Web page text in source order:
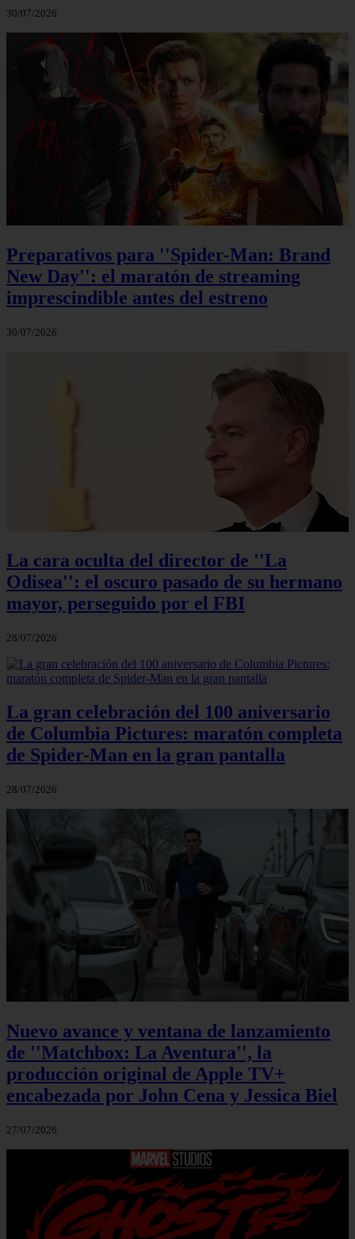
30/07/2026
Preparativos para ''Spider-Man: Brand
New Day'': el maratón de streaming
imprescindible antes del estreno
30/07/2026
La cara oculta del director de ''La
Odisea'': el oscuro pasado de su hermano
mayor, perseguido por el FBI
28/07/2026
La gran celebración del 100 aniversario
de Columbia Pictures: maratón completa
de Spider-Man en la gran pantalla
28/07/2026
Nuevo avance y ventana de lanzamiento
de ''Matchbox: La Aventura'', la
producción original de Apple TV+
encabezada por John Cena y Jessica Biel
27/07/2026